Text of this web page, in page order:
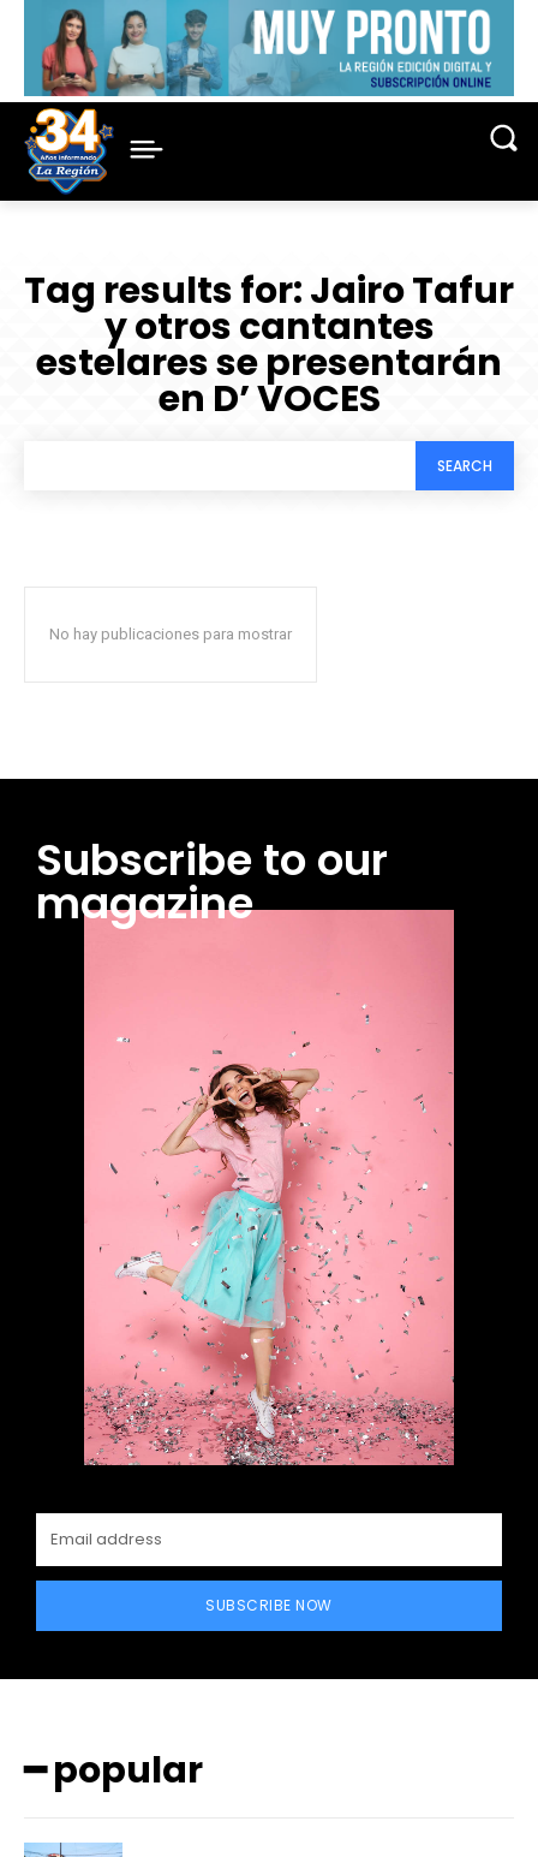
Tag results for:Jairo Tafur
y otros cantantes
estelares se presentarán
en D’ VOCES
SEARCH
No hay publicaciones para mostrar
Subscribe to our
magazine
SUBSCRIBE NOW
━ popular